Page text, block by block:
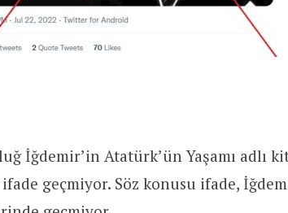
İğdemir’in Atatürk’ün Yaşamı adlı
geçmiyor. Söz konusu ifade,